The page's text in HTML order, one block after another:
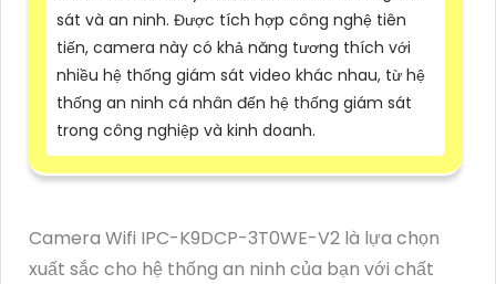
sát và an ninh. Được tích hợp công nghệ tiên
tiến, camera này có khả năng tương thích với
nhiều hệ thống giám sát video khác nhau, từ hệ
thống an ninh cá nhân đến hệ thống giám sát
trong công nghiệp và kinh doanh.
Camera Wifi IPC-K9DCP-3T0WE-V2 là lựa chọn
xuất sắc cho hệ thống an ninh của bạn với chất